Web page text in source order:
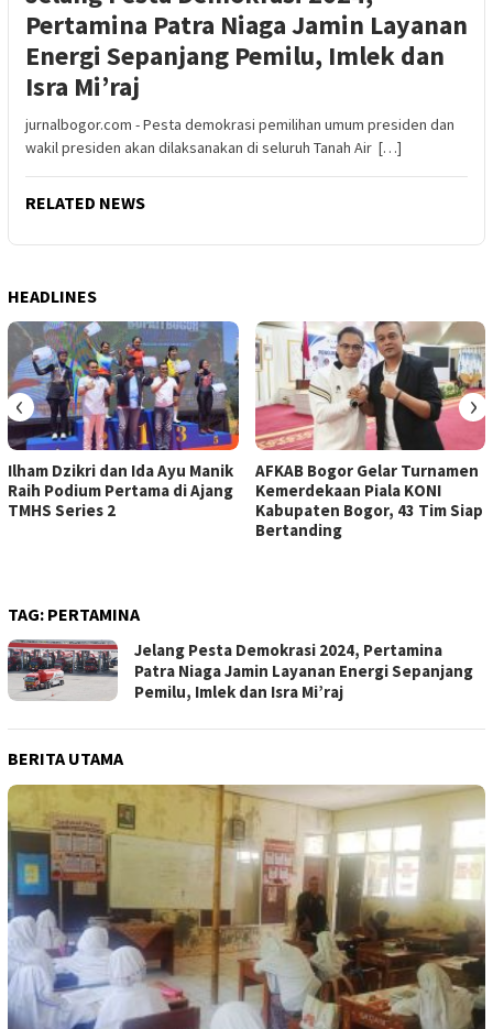
Pertamina Patra Niaga Jamin Layanan
Energi Sepanjang Pemilu, Imlek dan
Isra Mi’raj
jurnalbogor.com - Pesta demokrasi pemilihan umum presiden dan
wakil presiden akan dilaksanakan di seluruh Tanah Air […]
RELATED NEWS
HEADLINES
Ilham Dzikri dan Ida Ayu Manik
Raih Podium Pertama di Ajang
TMHS Series 2
AFKAB Bogor Gelar Turnamen
Kemerdekaan Piala KONI
Kabupaten Bogor, 43 Tim Siap
Bertanding
‹ ›
TAG: PERTAMINA
Jelang Pesta Demokrasi 2024, Pertamina
Patra Niaga Jamin Layanan Energi Sepanjang
Pemilu, Imlek dan Isra Mi’raj
BERITA UTAMA